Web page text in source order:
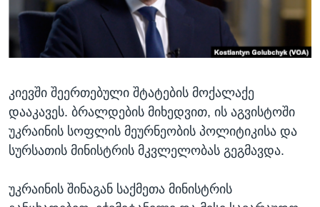
ᲛᲔᲪᲜᲘᲔᲠᲔᲑᲐ
ᲘᲜᲢᲔᲠᲕᲘᲣ
ᲒᲐᲚᲘᲚᲔᲝ
ᲓᲔᲖᲘᲜᲤᲝᲠᲛᲐᲪᲘᲐ
ᲗᲕᲐᲚᲘ ᲒᲕᲐᲓᲔᲕᲜᲔᲗ
ენები
კიევში შეერთებული შტატების მოქალაქე
დააკავეს. ბრალდების მიხედვით, ის აგვისტოში
უკრაინის სოფლის მეურნეობის პოლიტიკისა და
სურსათის მინისტრის მკვლელობას გეგმავდა.
უკრაინის შინაგან საქმეთა მინისტრის